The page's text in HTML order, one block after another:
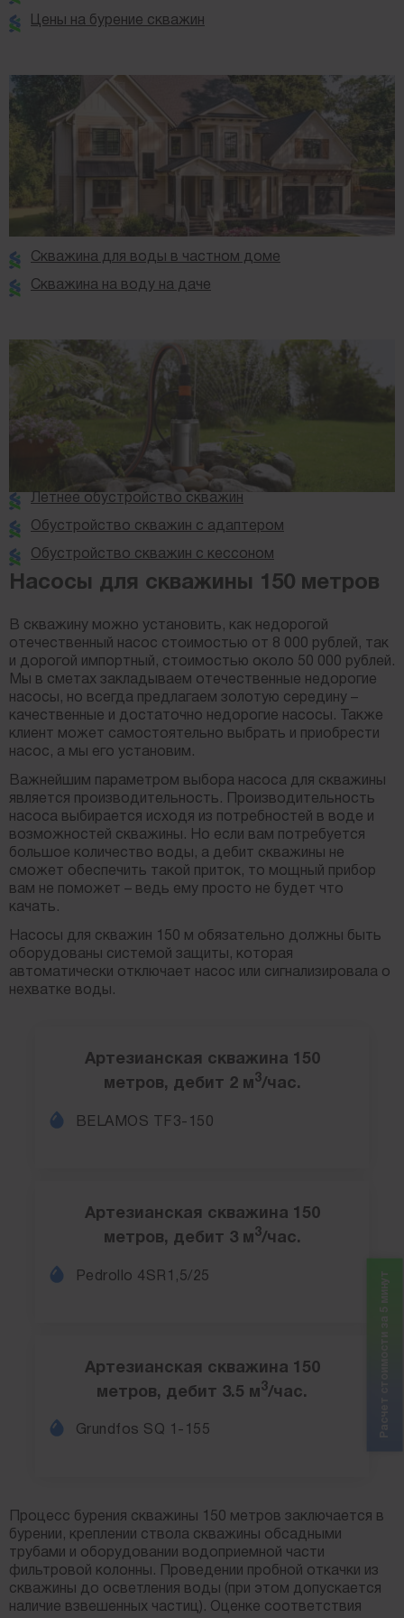
Цены на бурение скважин
Скважина для воды в частном доме
Скважина на воду на даче
Летнее обустройство скважин
Обустройство скважин с адаптером
Обустройство скважин с кессоном
Насосы для скважины 150 метров
В скважину можно установить, как недорогой
отечественный насос стоимостью от 8 000 рублей, так
и дорогой импортный, стоимостью около 50 000 рублей.
Мы в сметах закладываем отечественные недорогие
насосы, но всегда предлагаем золотую середину –
качественные и достаточно недорогие насосы. Также
клиент может самостоятельно выбрать и приобрести
насос, а мы его установим.
Важнейшим параметром выбора насоса для скважины
является производительность. Производительность
насоса выбирается исходя из потребностей в воде и
возможностей скважины. Но если вам потребуется
большое количество воды, а дебит скважины не
сможет обеспечить такой приток, то мощный прибор
вам не поможет – ведь ему просто не будет что
качать.
Насосы для скважин 150 м обязательно должны быть
оборудованы системой защиты, которая
автоматически отключает насос или сигнализировала о
нехватке воды.
Артезианская скважина 150
метров, дебит 2 м3/час.
BELAMOS TF3-150
Артезианская скважина 150
метров, дебит 3 м3/час.
Pedrollo 4SR1,5/25
Артезианская скважина 150
метров, дебит 3.5 м3/час.
Grundfos SQ 1-155
Процесс бурения скважины 150 метров заключается в
бурении, креплении ствола скважины обсадными
трубами и оборудовании водоприемной части
фильтровой колонны. Проведении пробной откачки из
скважины до осветления воды (при этом допускается
наличие взвешенных частиц). Оценке соответствия